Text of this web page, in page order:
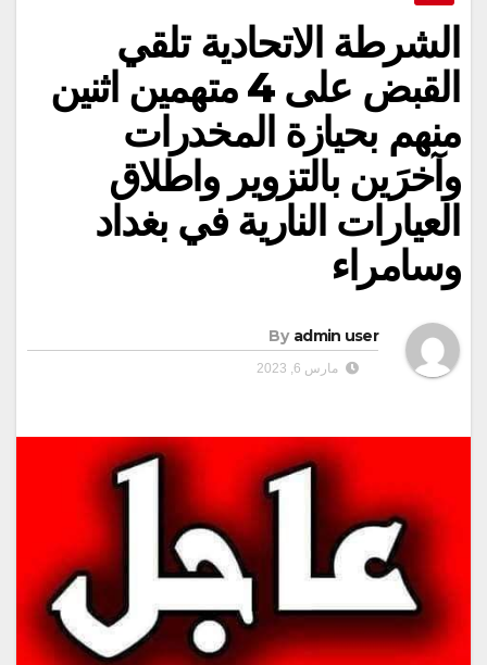
الشرطة الاتحادية تلقي
القبض على 4 متهمين اثنين
منهم بحيازة المخدرات
وآخرَين بالتزوير واطلاق
العيارات النارية في بغداد
وسامراء
By admin user
مارس 6, 2023